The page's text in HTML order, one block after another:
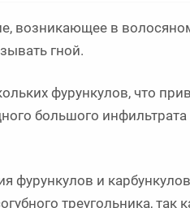
возникающее в
гной.
фурункулов, что
большого
и
треугольника, так